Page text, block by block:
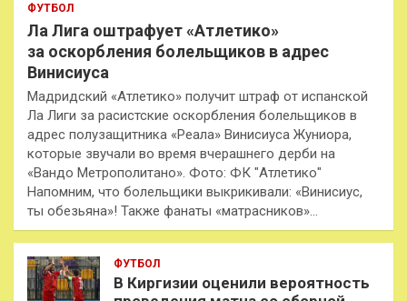
ФУТБОЛ
Ла Лига оштрафует «Атлетико»
за оскорбления болельщиков в адрес
Винисиуса
Мадридский «Атлетико» получит штраф от испанской
Ла Лиги за расистские оскорбления болельщиков в
адрес полузащитника «Реала» Винисиуса Жуниора,
которые звучали во время вчерашнего дерби на
«Вандо Метрополитано». Фото: ФК "Атлетико"
Напомним, что болельщики выкрикивали: «Винисиус,
ты обезьяна»! Также фанаты «матрасников»…
ФУТБОЛ
В Киргизии оценили вероятность